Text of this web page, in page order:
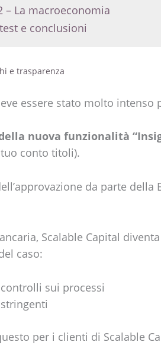
– La macroeconomia
e conclusioni
e trasparenza
essere stato molto intenso
nuova funzionalità
conto titoli).
da parte della
Scalable Capital
caso:
sui processi
per i clienti di Scalable